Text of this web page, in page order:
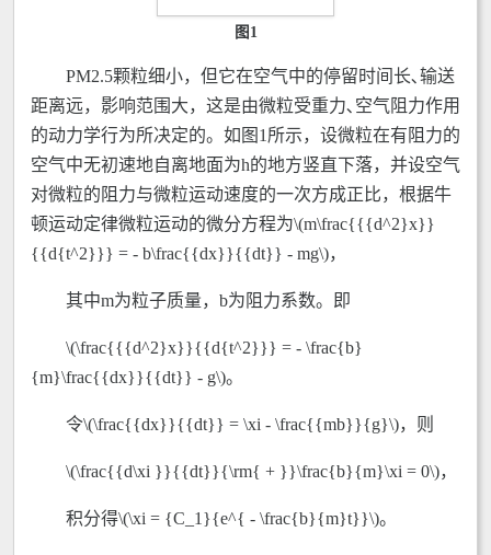
图1
PM2.5颗粒细小，但它在空气中的停留时间长､输送
距离远，影响范围大，这是由微粒受重力､空气阻力作用
的动力学行为所决定的。如图1所示，设微粒在有阻力的
空气中无初速地自离地面为h的地方竖直下落，并设空气
对微粒的阻力与微粒运动速度的一次方成正比，根据牛
顿运动定律微粒运动的微分方程为\(m\frac{{{d^2}x}}
{{d{t^2}}} = - b\frac{{dx}}{{dt}} - mg\)，
其中m为粒子质量，b为阻力系数。即
\(\frac{{{d^2}x}}{{d{t^2}}} = - \frac{b}
{m}\frac{{dx}}{{dt}} - g\)。
令\(\frac{{dx}}{{dt}} = \xi - \frac{{mb}}{g}\)，则
\(\frac{{d\xi }}{{dt}}{\rm{ + }}\frac{b}{m}\xi = 0\)，
积分得\(\xi = {C_1}{e^{ - \frac{b}{m}t}}\)。